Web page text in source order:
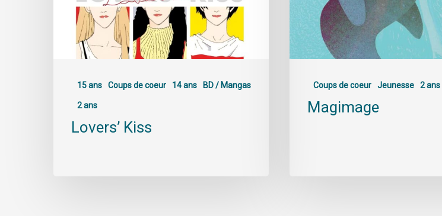
15 ans Coups de coeur 14 ans BD / Mangas
2 ans
Lovers’ Kiss
Coups de coeur Jeunesse 2 ans
Magimage